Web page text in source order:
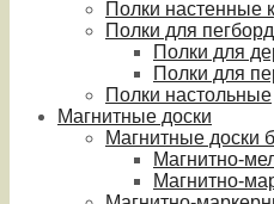
Полки настенные
Полки для
Полки для
Полки для
Полки настольные
Магнитные доски
Магнитные доски
Магнитно-
Магнитно-